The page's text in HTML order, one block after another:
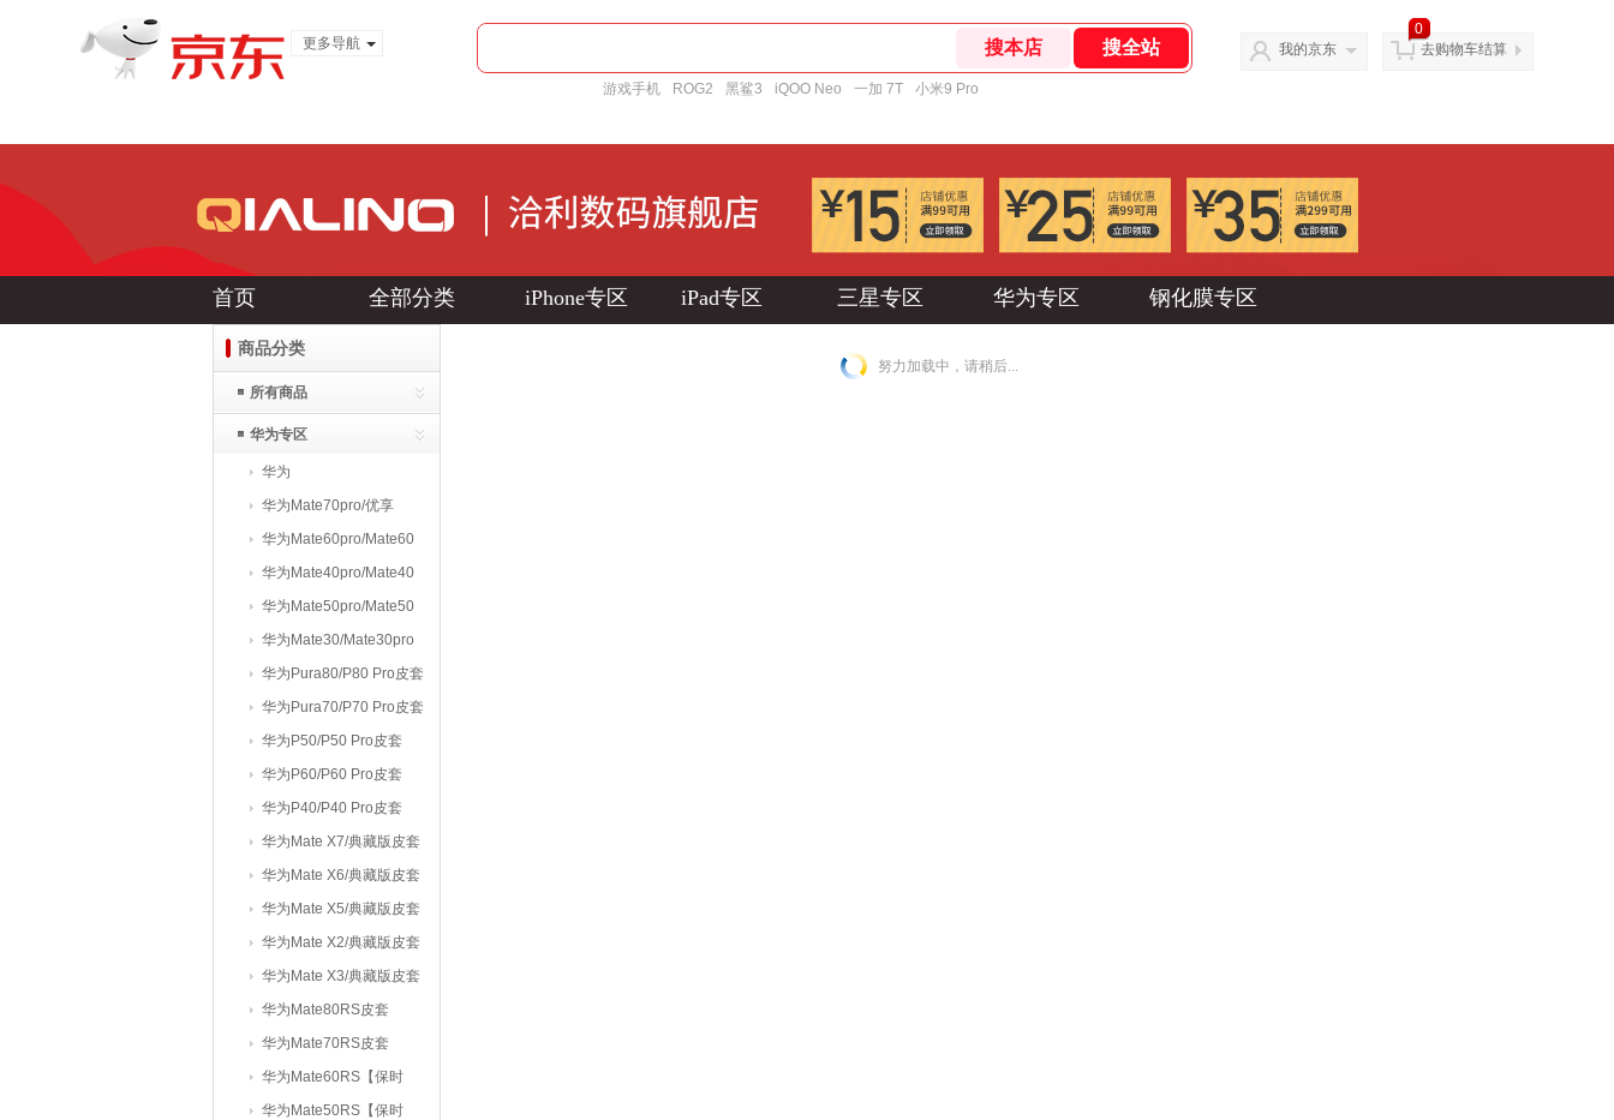
更多导航
游戏手机 ROG2 黑鲨3 iQOO Neo 一加 7T 小米9 Pro
我的京东
0
去购物车结算
首页 全部分类 iPhone专区 iPad专区 三星专区 华为专区 钢化膜专区
商品分类
所有商品
华为专区
华为
Mate80/80pro/promax皮
套
华为Mate70pro/优享
版/Mate70皮套
华为Mate60pro/Mate60
皮套
华为Mate40pro/Mate40
皮套
华为Mate50pro/Mate50
皮套
华为Mate30/Mate30pro
皮套
华为Pura80/P80 Pro皮套
华为Pura70/P70 Pro皮套
华为P50/P50 Pro皮套
华为P60/P60 Pro皮套
华为P40/P40 Pro皮套
华为Mate X7/典藏版皮套
华为Mate X6/典藏版皮套
华为Mate X5/典藏版皮套
华为Mate X2/典藏版皮套
华为Mate X3/典藏版皮套
华为Mate80RS皮套
华为Mate70RS皮套
华为Mate60RS【保时
捷】皮套
华为Mate50RS【保时
努力加载中，请稍后...